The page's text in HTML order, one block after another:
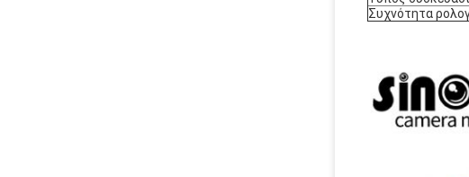
Συχνότητα